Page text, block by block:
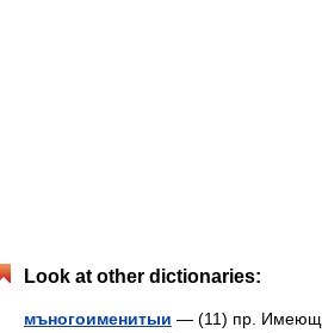
Look at other dictionaries:
мъногоименитыи — (11) пр.